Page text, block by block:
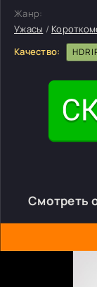
Жанр:
Ужасы /
Качество:
Смотреть